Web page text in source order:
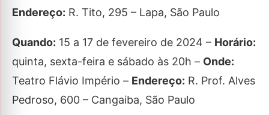
Endereço: R. Tito, 295 – Lapa, São Paulo
Quando: 15 a 17 de fevereiro de 2024 – Horário:
quinta, sexta-feira e sábado às 20h – Onde:
Teatro Flávio Império – Endereço: R. Prof. Alves
Pedroso, 600 – Cangaiba, São Paulo